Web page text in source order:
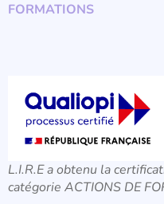
FORMATIONS
L.I.R.E a obtenu la
catégorie ACTIONS DE